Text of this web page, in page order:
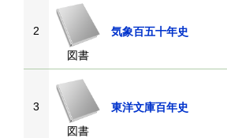
2
図書
気象百五十年史
3
図書
東洋文庫百年史